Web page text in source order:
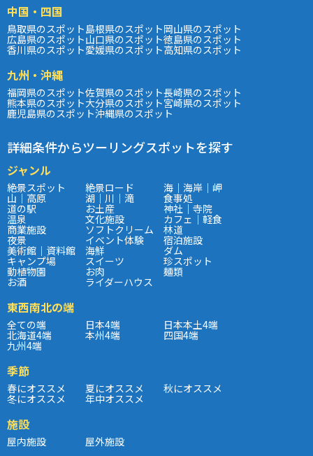
中国・四国
鳥取県のスポット島根県のスポット岡山県のスポット
広島県のスポット山口県のスポット徳島県のスポット
香川県のスポット愛媛県のスポット高知県のスポット
九州・沖縄
福岡県のスポット佐賀県のスポット長崎県のスポット
熊本県のスポット大分県のスポット宮崎県のスポット
鹿児島県のスポット沖縄県のスポット
詳細条件からツーリングスポットを探す
ジャンル
絶景スポット 絶景ロード 海｜海岸｜岬
山｜高原 湖｜川｜滝 食事処
道の駅 お土産 神社｜寺院
温泉 文化施設 カフェ｜軽食
商業施設 ソフトクリーム 林道
夜景 イベント体験 宿泊施設
美術館｜資料館 海鮮 ダム
キャンプ場 スイーツ 珍スポット
動植物園 お肉 麺類
お酒 ライダーハウス
東西南北の端
全ての端 日本4端 日本本土4端
北海道4端 本州4端 四国4端
九州4端
季節
春にオススメ 夏にオススメ 秋にオススメ
冬にオススメ 年中オススメ
施設
屋内施設 屋外施設